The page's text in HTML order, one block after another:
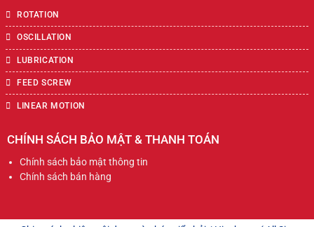
ROTATION
OSCILLATION
LUBRICATION
FEED SCREW
LINEAR MOTION
CHÍNH SÁCH BẢO MẬT & THANH TOÁN
Chính sách bảo mật thông tin
Chính sách bán hàng